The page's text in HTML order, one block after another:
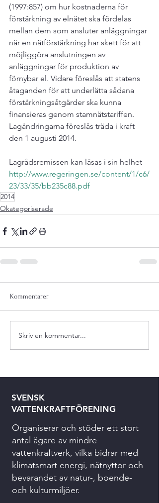
(1997:857) om hur kostnaderna för
förstärkning av elnätet ska fördelas
mellan dem som ansluter anläggningar
när en nätförstärkning har skett för att
möjliggöra anslutningen av
anläggningar för produktion av
förnybar el. Vidare föreslås att statens
åtaganden för att underlätta sådana
förstärkningsåtgärder ska kunna
finansieras genom stamnätstariffen.
Lagändringarna föreslås träda i kraft
den 1 augusti 2014.
Lagrådsremissen kan läsas i sin helhet
http://www.regeringen.se/content/1/c6/
23/33/35/bb235c88.pdf
2014
Okategoriserade
Kommentarer
Skriv en kommentar...
SVENSK
VATTENKRAFTFÖRENING
Organiserar och stöder ett stort
antal ägare av mindre
vattenkraftverk, vilka bidrar med
klimatsmart energi, nätnyttor och
bevarandet av natur-, boende-
och kulturmiljöer.